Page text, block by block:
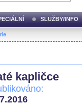
SLUŽBY/INFO
kapličce